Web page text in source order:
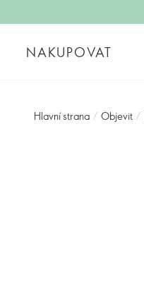
NAKUPOVAT
Hlavní strana / Objevit /